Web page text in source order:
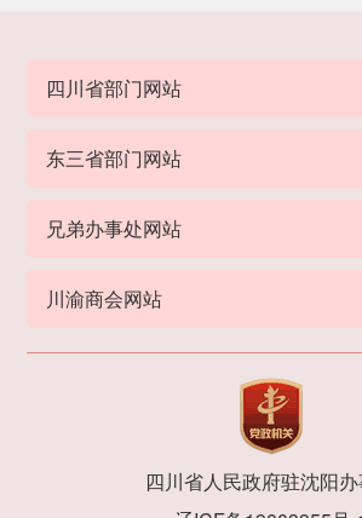
四川省部门网站
东三省部门网站
兄弟办事处网站
川渝商会网站
四川省人民政府驻沈阳